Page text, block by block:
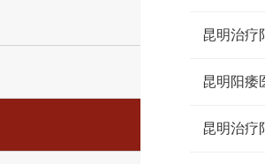
昆明治疗
昆明阳痿
昆明治疗